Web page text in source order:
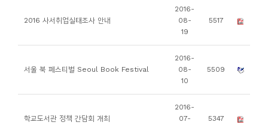
2016 사서취업실태조사 안내
2016-
08-
19
5517
서울 북 페스티벌 Seoul Book Festival
2016-
08-
10
5509
학교도서관 정책 간담회 개최
2016-
07-
5347